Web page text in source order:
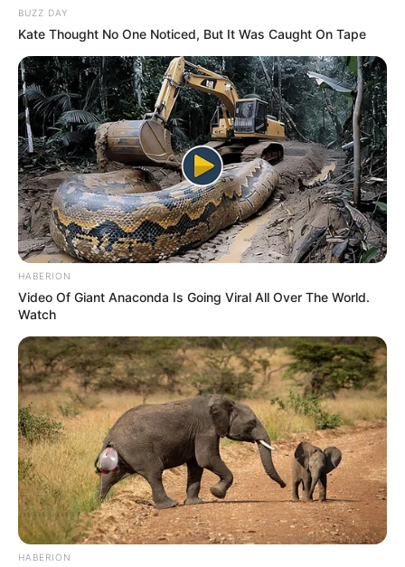
BUZZ DAY
Kate Thought No One Noticed, But It Was Caught On Tape
HABERION
Video Of Giant Anaconda Is Going Viral All Over The World.
Watch
HABERION